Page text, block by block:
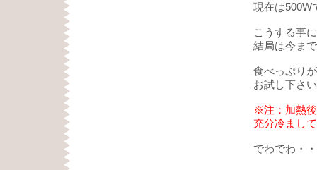
現在は500W
こうする事
結局は今ま
食べっぷり
お試し下さ
※注：加熱
充分冷まし
でわでわ・